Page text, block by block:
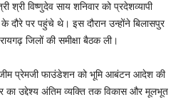
श्री विष्णुदेव साय शनिवार को प्रदेशव्यापी
दौरे पर पहुंचे थे। इस दौरान उन्होंने बिलासपुर
जिलों की समीक्षा बैठक ली।
प्रेमजी फाउंडेशन को भूमि आबंटन आदेश की
का उद्देश्य अंतिम व्यक्ति तक विकास और मूलभूत